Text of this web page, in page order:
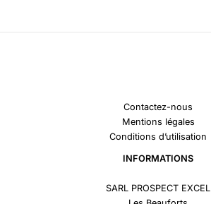
Contactez-nous
Mentions légales
Conditions d’utilisation
INFORMATIONS
SARL PROSPECT EXCEL